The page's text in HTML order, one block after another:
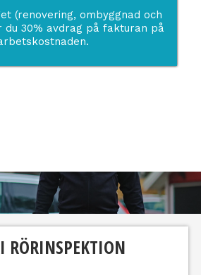
(renovering, ombyggnad och
30% avdrag på fakturan på
RÖRINSPEKTION